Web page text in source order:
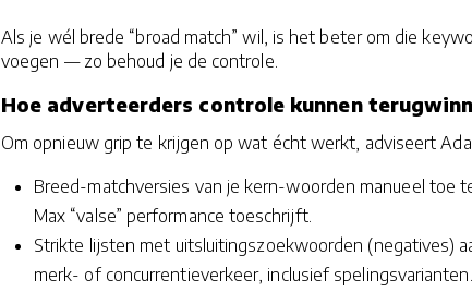
Als je wél brede “broad match” wil, is het beter om die
voegen — zo behoud je de controle.
Hoe adverteerders controle kunnen
Om opnieuw grip te krijgen op wat écht werkt, adviseert
Breed-matchversies van je kern-woorden manueel toe
Max “valse” performance toeschrijft.
Strikte lijsten met uitsluitingszoekwoorden (negatives)
merk- of concurrentieverkeer, inclusief spelingsvarianten.